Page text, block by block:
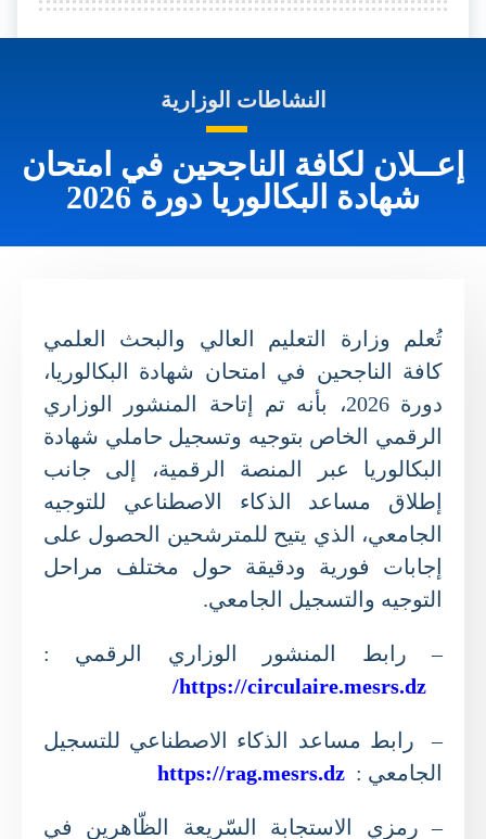
النشاطات الوزارية
إعــلان لكافة الناجحين في امتحان
شهادة البكالوريا دورة 2026
تُعلم وزارة التعليم العالي والبحث العلمي
كافة الناجحين في امتحان شهادة البكالوريا،
دورة 2026، بأنه تم إتاحة المنشور الوزاري
الرقمي الخاص بتوجيه وتسجيل حاملي شهادة
البكالوريا عبر المنصة الرقمية، إلى جانب
إطلاق مساعد الذكاء الاصطناعي للتوجيه
الجامعي، الذي يتيح للمترشحين الحصول على
إجابات فورية ودقيقة حول مختلف مراحل
التوجيه والتسجيل الجامعي.
– رابط المنشور الوزاري الرقمي :
https://circulaire.mesrs.dz/
– رابط مساعد الذكاء الاصطناعي للتسجيل
الجامعي : https://rag.mesrs.dz
– رمزي الاستجابة السّريعة الظّاهرين في